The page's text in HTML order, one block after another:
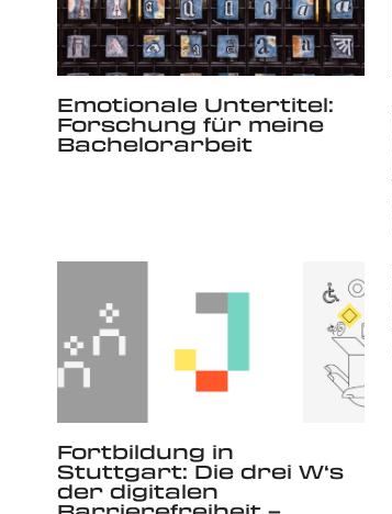
Emotionale Untertitel:
Forschung für meine
Bachelorarbeit
Fortbildung in
Stuttgart: Die drei W‘s
der digitalen